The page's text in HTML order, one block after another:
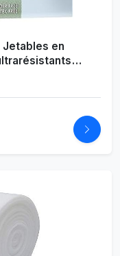
Jetables en